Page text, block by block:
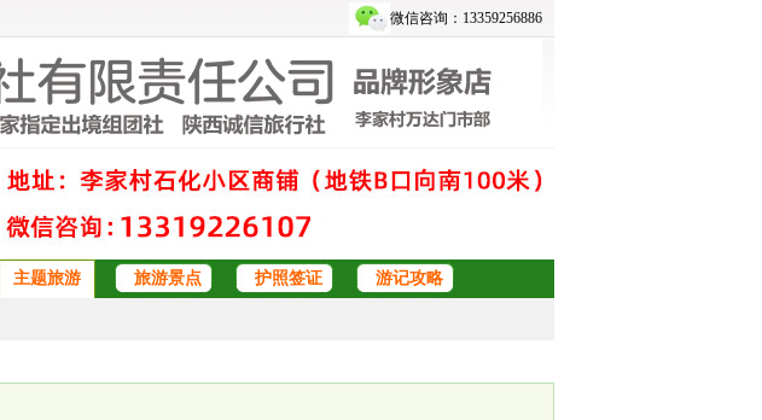
微信咨询：13359256886
主题旅游 旅游景点 护照签证 游记攻略